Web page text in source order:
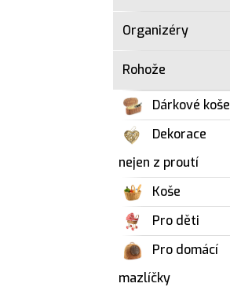
Organizéry
Rohože
Dárkové koše
Dekorace
nejen z proutí
Koše
Pro děti
Pro domácí
mazlíčky